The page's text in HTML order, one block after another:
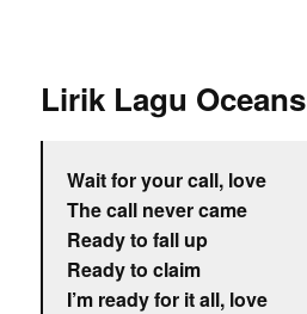
Lirik Lagu Oceans
Wait for your call, love
The call never came
Ready to fall up
Ready to claim
I’m ready for it all, love